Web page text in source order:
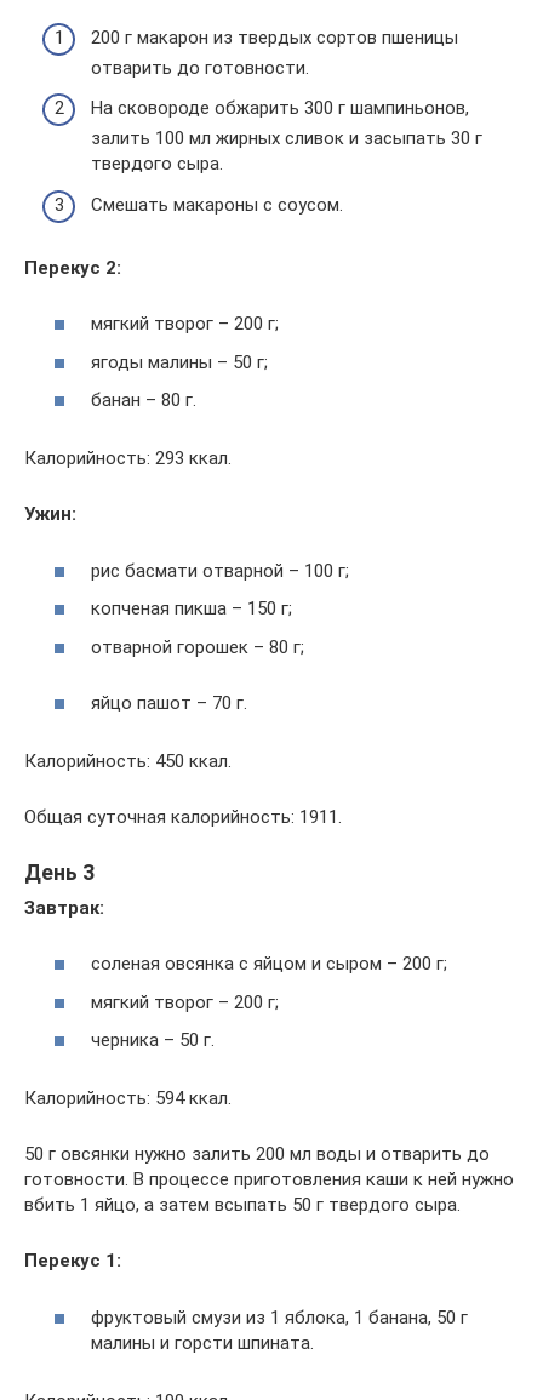
200 г макарон из твердых сортов пшеницы
отварить до готовности.
На сковороде обжарить 300 г шампиньонов,
залить 100 мл жирных сливок и засыпать 30 г
твердого сыра.
Смешать макароны с соусом.
Перекус 2:
мягкий творог – 200 г;
ягоды малины – 50 г;
банан – 80 г.
Калорийность: 293 ккал.
Ужин:
рис басмати отварной – 100 г;
копченая пикша – 150 г;
отварной горошек – 80 г;
яйцо пашот – 70 г.
Калорийность: 450 ккал.
Общая суточная калорийность: 1911.
День 3
Завтрак:
соленая овсянка с яйцом и сыром – 200 г;
мягкий творог – 200 г;
черника – 50 г.
Калорийность: 594 ккал.
50 г овсянки нужно залить 200 мл воды и отварить до
готовности. В процессе приготовления каши к ней нужно
вбить 1 яйцо, а затем всыпать 50 г твердого сыра.
Перекус 1:
фруктовый смузи из 1 яблока, 1 банана, 50 г
малины и горсти шпината.